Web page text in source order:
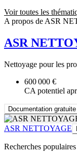
Voir toutes les
A propos de ASR
ASR
Nettoyage pour les
600 000 €
CA potentiel
Documentation gratuite
ASR NETTOYAGE
Recherches populaires